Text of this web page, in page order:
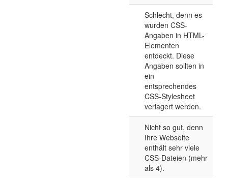
Schlecht, denn es
wurden CSS-
Angaben in HTML-
Elementen
entdeckt. Diese
Angaben sollten in
ein
entsprechendes
CSS-Stylesheet
verlagert werden.
Nicht so gut, denn
Ihre Webseite
enthält sehr viele
CSS-Dateien (mehr
als 4).